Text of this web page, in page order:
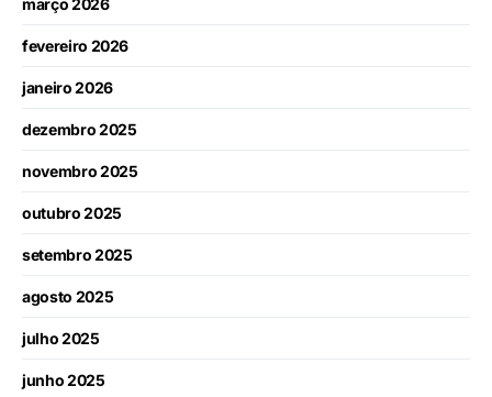
março 2026
fevereiro 2026
janeiro 2026
dezembro 2025
novembro 2025
outubro 2025
setembro 2025
agosto 2025
julho 2025
junho 2025